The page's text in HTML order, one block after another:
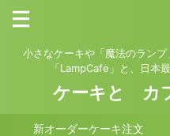
小さなケーキや「魔法のラン
「LampCafe」と、日本
ケーキと カ
新オーダーケーキ注文